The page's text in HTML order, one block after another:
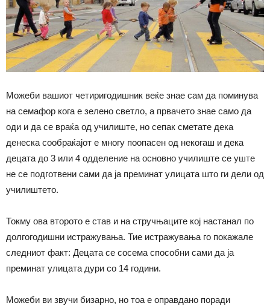
Можеби вашиот четиригодишник веќе знае сам да поминува
на семафор кога е зелено светло, а првачето знае само да
оди и да се враќа од училиште, но сепак сметате дека
денеска сообраќајот е многу поопасен од некогаш и дека
децата до 3 или 4 одделение на основно училиште се уште
не се подготвени сами да ја преминат улицата што ги дели од
училиштето.
Токму ова второто е став и на стручњаците кој настанал по
долгогодишни истражувања. Тие истражувања го покажале
следниот факт: Децата се сосема способни сами да ја
преминат улицата дури со 14 години.
Можеби ви звучи бизарно, но тоа е оправдано поради